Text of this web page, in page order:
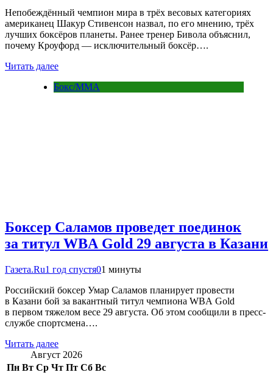
Непобеждённый чемпион мира в трёх весовых категориях
американец Шакур Стивенсон назвал, по его мнению, трёх
лучших боксёров планеты. Ранее тренер Бивола объяснил,
почему Кроуфорд — исключительный боксёр….
Читать далее
Бокс/MMA
Боксер Саламов проведет поединок
за титул WBA Gold 29 августа в Казани
Газета.Ru1 год спустя01 минуты
Российский боксер Умар Саламов планирует провести
в Казани бой за вакантный титул чемпиона WBA Gold
в первом тяжелом весе 29 августа. Об этом сообщили в пресс-
службе спортсмена….
Читать далее
Август 2026
Пн Вт Ср Чт Пт Сб Вс